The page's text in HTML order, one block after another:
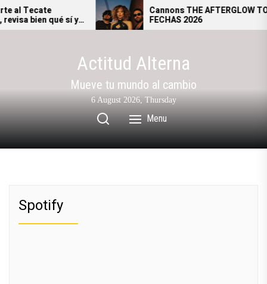
Skip
to
Tecate
bien qué sí y
al festival.
Cannons THE AFTERGLOW
FECHAS 2026
Actitud Alterna
Mueve tu mundo al cambio
6 August 2026, Thursday
Menu
Spotify